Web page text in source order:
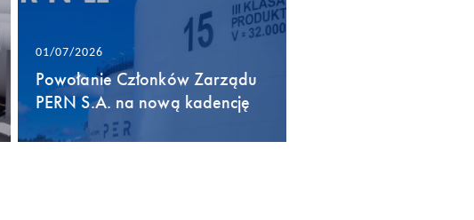
01/07/2026
Powołanie Członków Zarządu
PERN S.A. na nową kadencję